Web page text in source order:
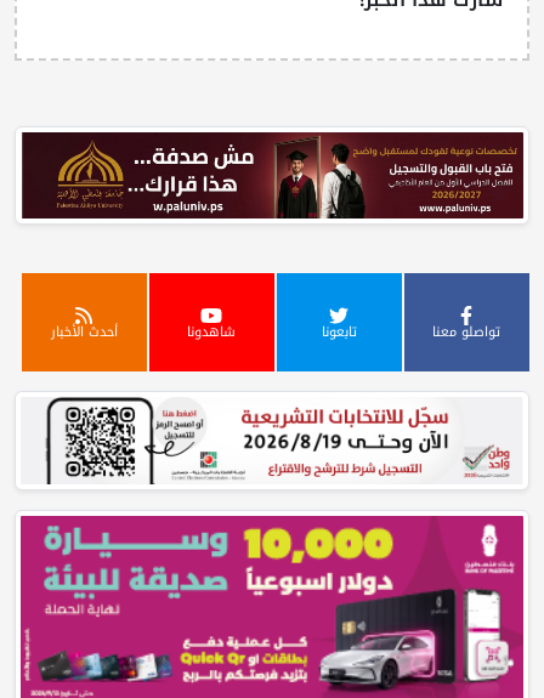
تواصلو معنا تابعونا شاهدونا أحدث الأخبار